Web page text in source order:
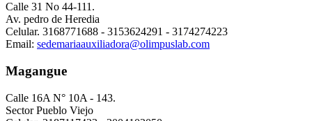
Calle 31 No 44-111.
Av. pedro de Heredia
Celular. 3168771688 - 3153624291 - 3174274223
Email: sedemariaauxiliadora@olimpuslab.com
Magangue
Calle 16A N° 10A - 143.
Sector Pueblo Viejo